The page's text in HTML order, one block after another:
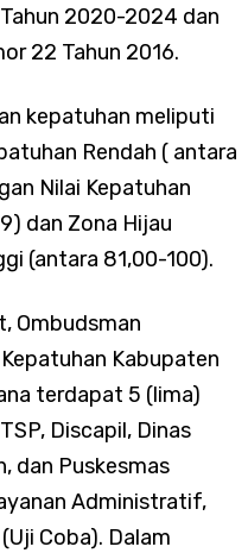
2020-2024 dan
22 Tahun 2016.
kepatuhan meliputi
Rendah ( antara
Nilai Kepatuhan
dan Zona Hijau
(antara 81,00-100).
Ombudsman
Kabupaten
terdapat 5 (lima)
Discapil, Dinas
dan Puskesmas
Administratif,
Coba). Dalam